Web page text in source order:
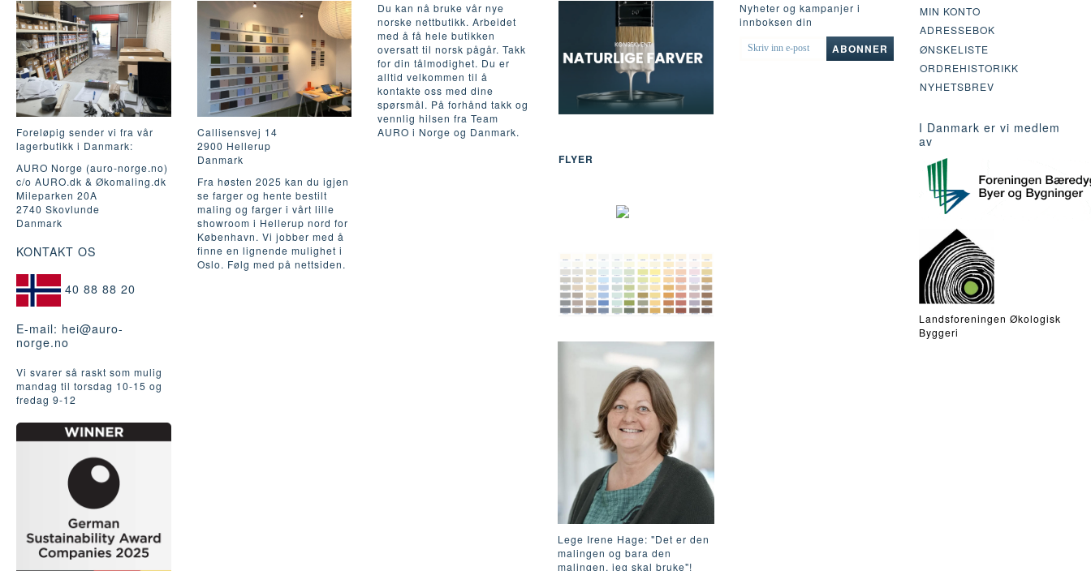
Foreløpig sender vi fra vår
lagerbutikk i Danmark:
AURO Norge (auro-norge.no)
c/o AURO.dk & Økomaling.dk
Mileparken 20A
2740 Skovlunde
Danmark
KONTAKT OS
40 88 88 20
E-mail: hei@auro-
norge.no
Vi svarer så raskt som mulig
mandag til torsdag 10-15 og
fredag ​​9-12
Callisensvej 14
2900 Hellerup
Danmark
Fra høsten 2025 kan du igjen
se farger og hente bestilt
maling og farger i vårt lille
showroom i Hellerup nord for
København. Vi jobber med å
finne en lignende mulighet i
Oslo. Følg med på nettsiden.
Du kan nå bruke vår nye
norske nettbutikk. Arbeidet
med å få hele butikken
oversatt til norsk pågår. Takk
for din tålmodighet. Du er
alltid velkommen til å
kontakte oss med dine
spørsmål. På forhånd takk og
vennlig hilsen fra Team
AURO i Norge og Danmark.
FLYER
Lege Irene Hage: "Det er den
malingen og bara den
malingen, jeg skal bruke"!
Nyheter og kampanjer i
innboksen din
SKRIV
ABONNER
MIN KONTO
ADRESSEBOK
ØNSKELISTE
ORDREHISTORIKK
NYHETSBREV
I Danmark er vi medlem
av
Landsforeningen Økologisk
Byggeri